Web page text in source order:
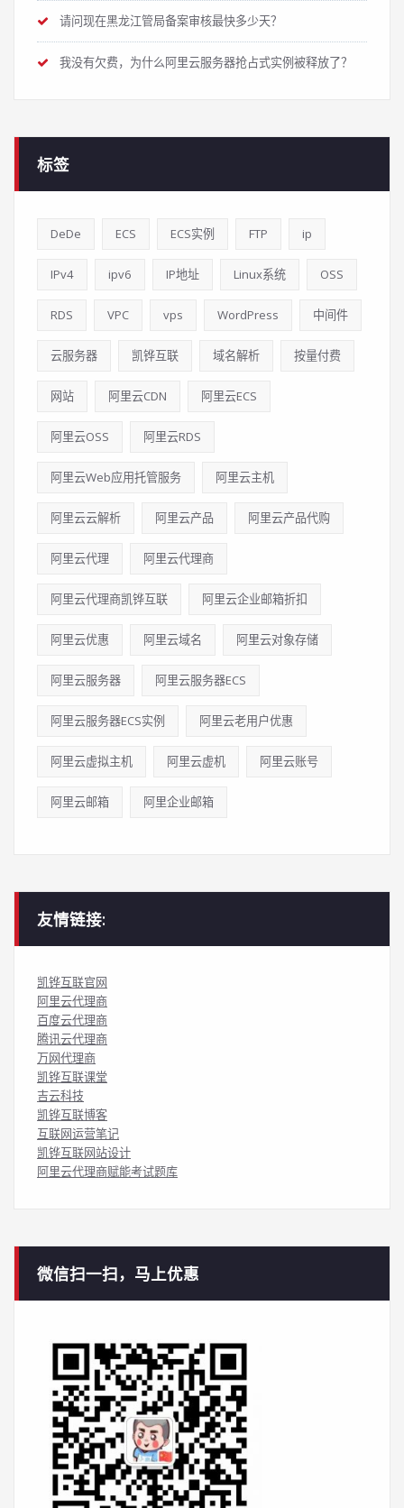
请问现在黑龙江管局备案审核最快多少天？
我没有欠费，为什么阿里云服务器抢占式实例被释放了？
标签
DeDe ECS ECS实例 FTP ip
IPv4 ipv6 IP地址 Linux系统 OSS
RDS VPC vps WordPress 中间件
云服务器 凯铧互联 域名解析 按量付费
网站 阿里云CDN 阿里云ECS
阿里云OSS 阿里云RDS
阿里云Web应用托管服务 阿里云主机
阿里云云解析 阿里云产品 阿里云产品代购
阿里云代理 阿里云代理商
阿里云代理商凯铧互联 阿里云企业邮箱折扣
阿里云优惠 阿里云域名 阿里云对象存储
阿里云服务器 阿里云服务器ECS
阿里云服务器ECS实例 阿里云老用户优惠
阿里云虚拟主机 阿里云虚机 阿里云账号
阿里云邮箱 阿里企业邮箱
友情链接:
凯铧互联官网
阿里云代理商
百度云代理商
腾讯云代理商
万网代理商
凯铧互联课堂
吉云科技
凯铧互联博客
互联网运营笔记
凯铧互联网站设计
阿里云代理商赋能考试题库
微信扫一扫，马上优惠